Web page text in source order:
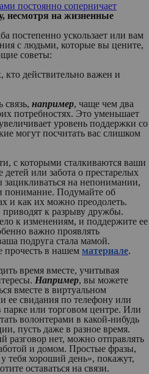
постоянно соперничает
несмотря на жизненные
постепенно ускользает или вам
с людьми, которые вы цените,
советы:
кто действительно важен и
связь, например, чаще чем два
потребностях. Это уменьшает
уровень поддержки со
могут посчитать вас слишком
с которыми сталкиваются ваши
детей или забота о престарелых
зацикливаться на непонимании,
понимание. Подумайте об
и как их можно преодолеть.
к разрыву дружбы.
к изменениям, и поддержите ее
важно проявлять
подруга стала мамой.
прочесть в нашем материале.
время вместе, учитывая
Например, вы можете
вместе в виртуальном
ее свидания по телефону или
парке или торговом центре. Или
волонтерами в какой-нибудь
пусть даже в разное время.
разговор нет, можно отправлять
и домом. Простые фразы,
тебя хороший день», покажут,
оставаться на связи.